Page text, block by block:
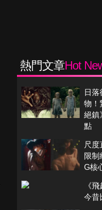
熱門文章Hot
日
物！
絕鎮
點
尺度
限制
G核
《
今昔